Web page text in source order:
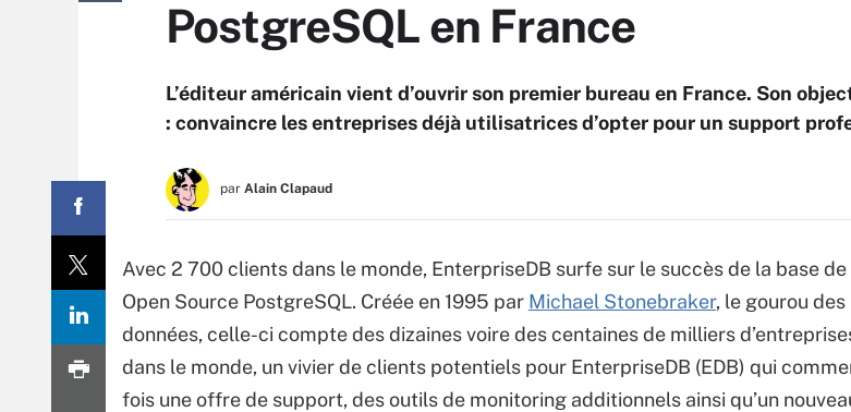
PostgreSQL en France
L’éditeur américain vient d’ouvrir son premier bureau en France. Son
: convaincre les entreprises déjà utilisatrices d’opter pour un support
par Alain Clapaud
Avec 2 700 clients dans le monde, EnterpriseDB surfe sur le succès de la base
Open Source PostgreSQL. Créée en 1995 par Michael Stonebraker, le gourou
données, celle-ci compte des dizaines voire des centaines de milliers
dans le monde, un vivier de clients potentiels pour EnterpriseDB (EDB) qui
fois une offre de support, des outils de monitoring additionnels ainsi qu’un